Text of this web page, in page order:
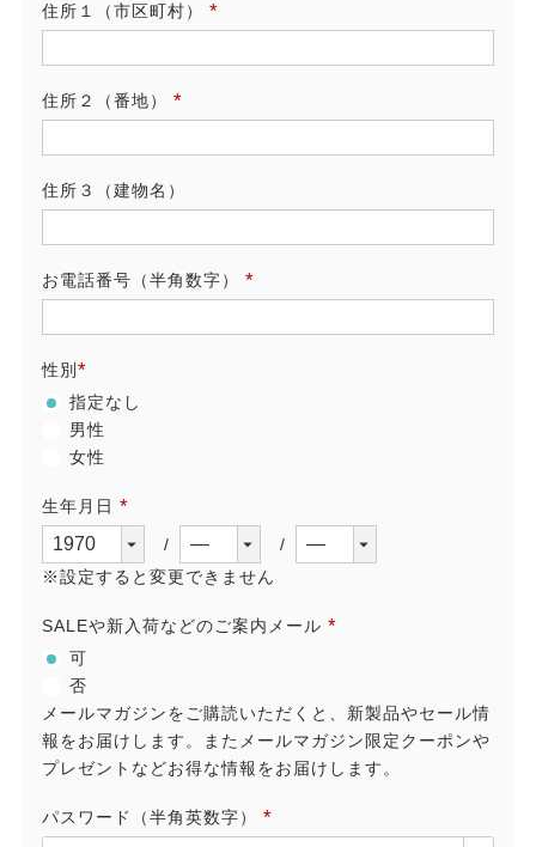
住所１（市区町村）
須)
住所２（番地）
須)
住所３（建物名）
お電話番号（半角数字）
須)
性別
(必
須)
指定なし
男性
女性
生年月日
須)
※設定すると変更できません
SALEや新入荷などのご案内メール
可
否
メールマガジンをご購読いただくと、新製品やセール情
報をお届けします。またメールマガジン限定クーポンや
プレゼントなどお得な情報をお届けします。
パスワード（半角英数字）